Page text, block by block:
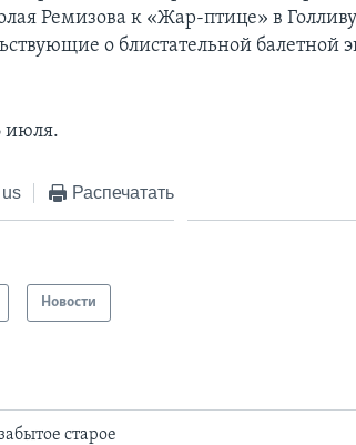
Ремизова к «Жар-птице» в
о блистательной балетной
июля.
Распечатать
Новости
старое